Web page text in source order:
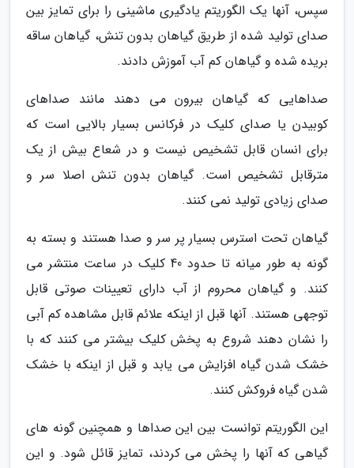
سپس، آنها یک الگوریتم یادگیری ماشینی را برای تمایز بین
صدای تولید شده از طریق گیاهان بدون تنش، گیاهان ساقه
بریده شده و گیاهان کم آب آموزش دادند.
صداهایی که گیاهان بیرون می دهند مانند صداهای
کوبیدن یا صدای کلیک در فرکانس بسیار بالایی است که
برای انسان قابل تشخیص نیست و در شعاع بیش از یک
مترقابل تشخیص است. گیاهان بدون تنش اصلا سر و
صدای زیادی تولید نمی کنند.
گیاهان تحت استرس بسیار پر سر و صدا هستند و بسته به
گونه به طور میانه تا حدود 40 کلیک در ساعت منتشر می
کنند. و گیاهان محروم از آب دارای تعیینات صوتی قابل
توجهی هستند. آنها قبل از اینکه علائم قابل مشاهده کم آبی
را نشان دهند شروع به پخش کلیک بیشتر می کنند که با
خشک شدن گیاه افزایش می یابد و قبل از اینکه با خشک
شدن گیاه فروکش کنند.
این الگوریتم توانست بین این صداها و همچنین گونه های
گیاهی که آنها را پخش می کردند، تمایز قائل شود. و این